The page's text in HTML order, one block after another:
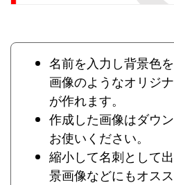
名前を入力し背景色
画像のようなオリジ
が作れます。
作成した画像はダウ
お使いください。
縮小して名刺として
景画像などにもオスス